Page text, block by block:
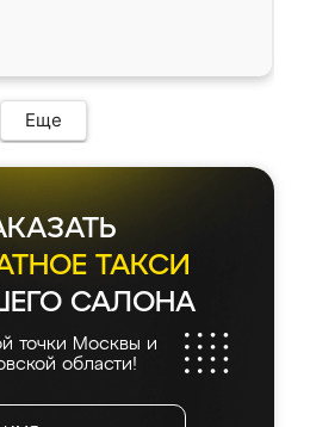
нет.
Еще
ТАКСИ
САЛОНА
точки Москвы и
области!